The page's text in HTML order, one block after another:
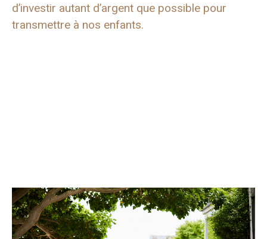
d’investir autant d’argent que possible pour
transmettre à nos enfants.